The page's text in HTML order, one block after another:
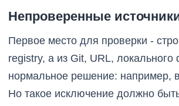
Непроверенные
Первое место для проверки -
registry, а из Git, URL,
нормальное решение: например,
Но такое исключение должно